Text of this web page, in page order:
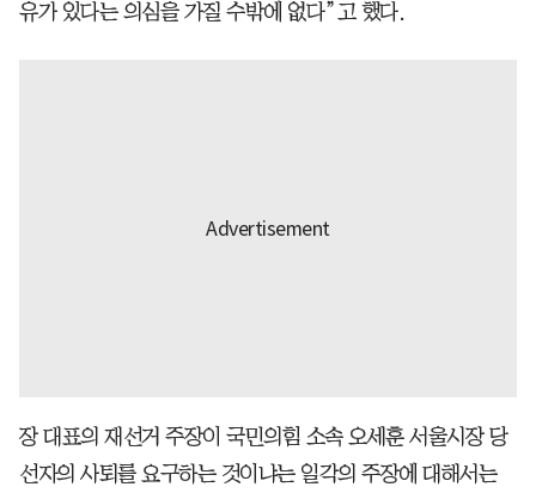
유가 있다는 의심을 가질 수밖에 없다”고 했다.
장 대표의 재선거 주장이 국민의힘 소속 오세훈 서울시장 당
선자의 사퇴를 요구하는 것이냐는 일각의 주장에 대해서는